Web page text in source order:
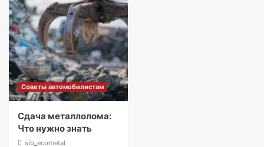
Советы автомобилистам
Сдача металлолома:
Что нужно знать
sib_ecometal